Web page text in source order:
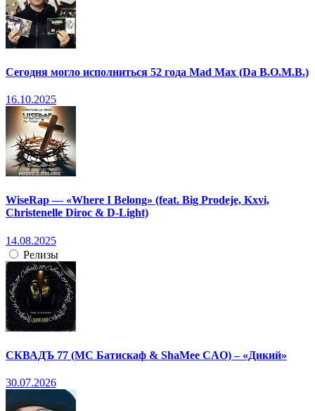
Сегодня могло исполниться 52 года Mad Max (Da B.O.M.B.)
16.10.2025
WiseRap — «Where I Belong» (feat. Big Prodeje, Kxvi,
Christenelle Diroc & D-Light)
14.08.2025
Релизы
СКВАДЪ 77 (МС Батискаф & ShaMee CAO) – «Дикий»
30.07.2026